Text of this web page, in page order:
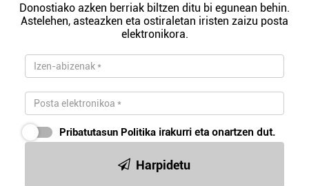
duten interes legitimoa eta horren aurka nola egin
Lortu zure datu pertsonalak prozesatzeko moduari
buruzko informazio gehiago eta ezarri zure lehentasunak
datuen atalean. Edozein unetan alda edo ken dezakezu
zure baimena Cookieen adierazpenean.
Webgune honek cookie propioak eta hirugarrenen cookie-
fitxategiak erabiltzen ditu. Zure esperientzia eta
Donostiako azken berriak biltzen ditu bi egunean behin.
Astelehen, asteazken eta ostiraletan iristen zaizu posta
elektronikora.
Pribatutasun Politika irakurri eta onartzen dut.
Harpidetu